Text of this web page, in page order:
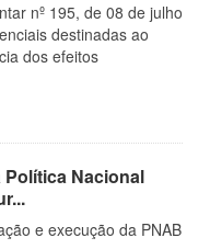
nº 195, de 08 de julho
destinadas ao
dos efeitos
Política Nacional
e execução da PNAB